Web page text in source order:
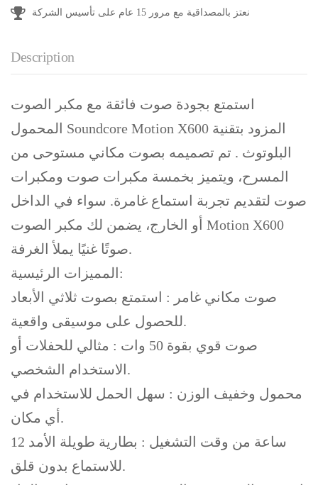
نعتز بالمصداقية مع مرور 15 عام على تأسيس الشركة
Description
استمتع بجودة صوت فائقة مع مكبر الصوت
المحمول Soundcore Motion X600 المزود بتقنية
البلوتوث . تم تصميمه بصوت مكاني مستوحى من
المسرح، ويتميز بخمسة مكبرات صوت ومكبرات
صوت لتقديم تجربة استماع غامرة. سواء في الداخل
أو الخارج، يضمن لك مكبر الصوت Motion X600
صوتًا غنيًا يملأ الغرفة.
المميزات الرئيسية:
صوت مكاني غامر : استمتع بصوت ثلاثي الأبعاد
للحصول على موسيقى واقعية.
صوت قوي بقوة 50 وات : مثالي للحفلات أو
الاستخدام الشخصي.
محمول وخفيف الوزن : سهل الحمل للاستخدام في
أي مكان.
12 ساعة من وقت التشغيل : بطارية طويلة الأمد
للاستماع بدون قلق.